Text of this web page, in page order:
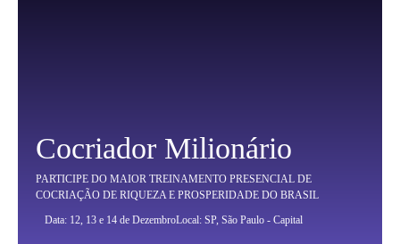
Cocriador Milionário
PARTICIPE DO MAIOR TREINAMENTO PRESENCIAL DE
COCRIAÇÃO DE RIQUEZA E PROSPERIDADE DO BRASIL
Data: 12, 13 e 14 de DezembroLocal: SP, São Paulo - Capital